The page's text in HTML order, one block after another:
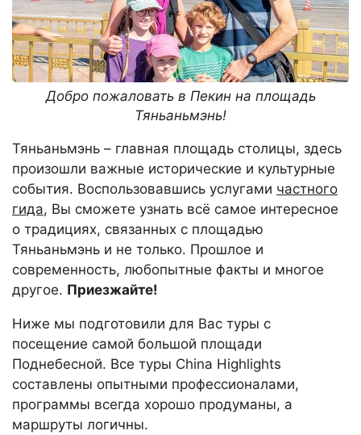
Добро пожаловать в Пекин на площадь
Тяньаньмэнь!
Тяньаньмэнь – главная площадь столицы, здесь
произошли важные исторические и культурные
события. Воспользовавшись услугами частного
гида, Вы сможете узнать всё самое интересное
о традициях, связанных с площадью
Тяньаньмэнь и не только. Прошлое и
современность, любопытные факты и многое
другое. Приезжайте!
Ниже мы подготовили для Вас туры с
посещение самой большой площади
Поднебесной. Все туры China Highlights
составлены опытными профессионалами,
программы всегда хорошо продуманы, а
маршруты логичны.